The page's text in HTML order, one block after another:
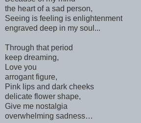
the heart of a sad person,
Seeing is feeling is enlightenment
engraved deep in my soul...
Through that period
keep dreaming,
Love you
arrogant figure,
Pink lips and dark cheeks
delicate flower shape,
Give me nostalgia
overwhelming sadness…